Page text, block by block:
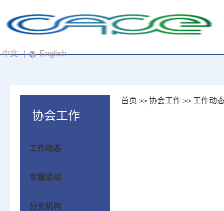
中文 | English
协会工作
工作动态
专题活动
分支机构
首页 >> 协会工作>> 工作动